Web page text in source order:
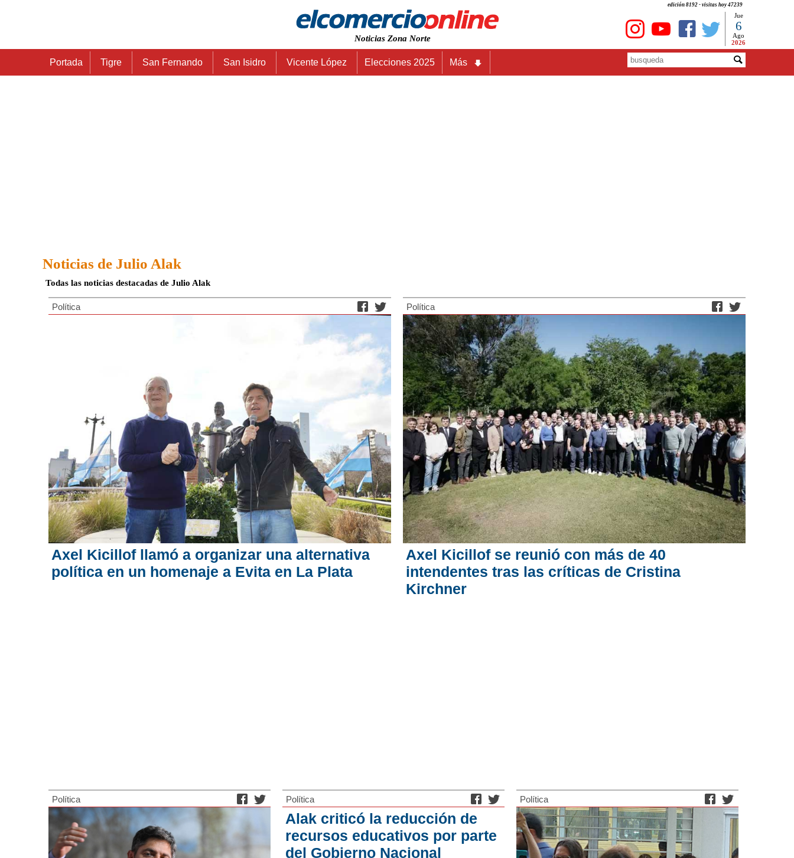
edición 8192 - visitas hoy 47239
Noticias Zona Norte
Jue
6
Ago
2026
Portada Tigre San Fernando San Isidro Vicente López Elecciones 2025 Más
Noticias de Julio Alak
Todas las noticias destacadas de Julio Alak
Política
Axel Kicillof llamó a organizar una alternativa
política en un homenaje a Evita en La Plata
Política
Axel Kicillof se reunió con más de 40
intendentes tras las críticas de Cristina
Kirchner
Política Política
Alak criticó la reducción de
recursos educativos por parte
del Gobierno Nacional
Política